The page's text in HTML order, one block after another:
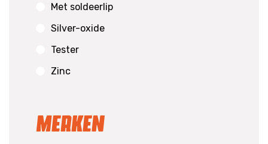
Met soldeerlip
Silver-oxide
Tester
Zinc
Merken